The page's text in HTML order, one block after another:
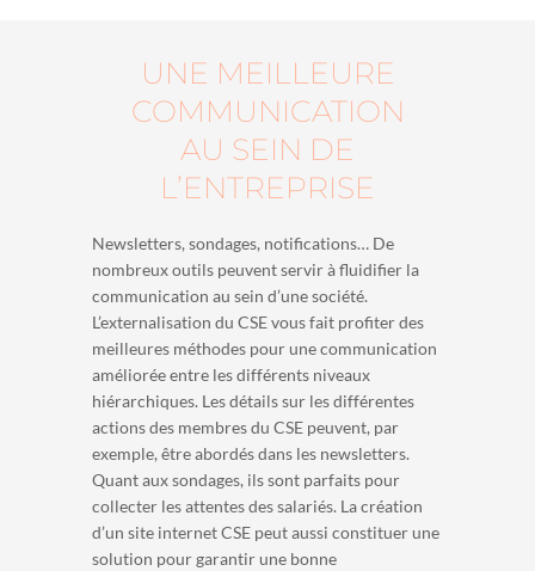
UNE MEILLEURE
COMMUNICATION
AU SEIN DE
L’ENTREPRISE
Newsletters, sondages, notifications… De
nombreux outils peuvent servir à fluidifier la
communication au sein d’une société.
L’externalisation du CSE vous fait profiter des
meilleures méthodes pour une communication
améliorée entre les différents niveaux
hiérarchiques. Les détails sur les différentes
actions des membres du CSE peuvent, par
exemple, être abordés dans les newsletters.
Quant aux sondages, ils sont parfaits pour
collecter les attentes des salariés. La création
d’un site internet CSE peut aussi constituer une
solution pour garantir une bonne